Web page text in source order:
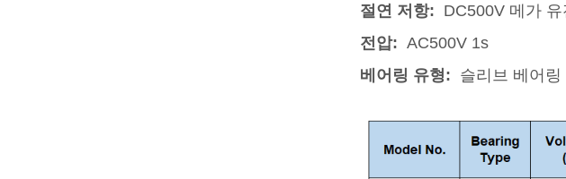
절연 저항: DC500V 메가
전압: AC500V 1s
베어링 유형: 슬리브 베어